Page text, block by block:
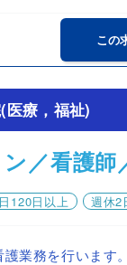
この
療，福祉)
／看護師
120日以上 週休2
業務を行います